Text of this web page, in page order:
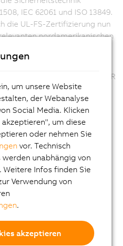
IEC 62061 und ISO 13849.
die UL-FS-Zertifizierung nun
nordamerikanischen
bestätigt.
der Zertifizierung sind
Sicherheitstechnik von B&R
FSPC (Energy and
for Functional Safety),
FSPC7 (Energy and
for Functional Safety
Maschinenbauer
für B&R-Kunden im
interessant. Viele
ihre Maschinen zu
FSPC- beziehungsweise
in der UL-
die Zulassung der
um unsere Website
der Webanalyse
Social Media. Klicken
um diese
oder nehmen Sie
vor. Technisch
unabhängig von
Infos finden Sie
Verwendung von
.
akzeptieren